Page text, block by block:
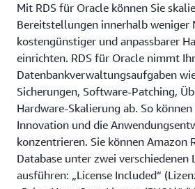
Mit RDS für Oracle können Sie
Bereitstellungen innerhalb weniger
kostengünstiger und anpassbarer
einrichten. RDS für Oracle nimmt
Datenbankverwaltungsaufgaben
Sicherungen, Software-Patching,
Hardware-Skalierung ab. So
Innovation und die
konzentrieren. Sie können Amazon
Database unter zwei verschiedenen
ausführen: „License Included“